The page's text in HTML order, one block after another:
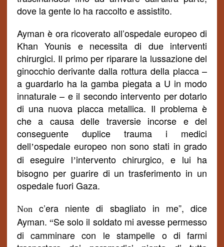
dove la gente lo ha raccolto e assistito.
Ayman è ora ricoverato all’ospedale europeo di
Khan Younis e necessita di due interventi
chirurgici. Il primo per riparare la lussazione del
ginocchio derivante dalla rottura della placca –
a guardarlo ha la gamba piegata a U in modo
innaturale– e il secondo intervento per dotarlo
di una nuova placca metallica. Il problema è
che a causa delle traversie incorse e del
conseguente duplice trauma i medici
dell’ospedale europeo non sono stati in grado
di eseguire l’intervento chirurgico, e lui ha
bisogno per guarire di un trasferimento in un
ospedale fuori Gaza.
Non c’era niente di sbagliato in me”, dice
Ayman. “Se solo il soldato mi avesse permesso
di camminare con le stampelle o di farmi